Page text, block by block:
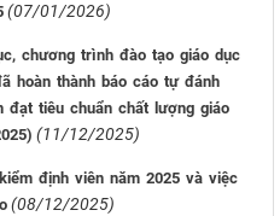
(07/01/2026)
chương trình đào tạo giáo dục
hoàn thành báo cáo tự đánh
đạt tiêu chuẩn chất lượng giáo
(11/12/2025)
định viên năm 2025 và việc
(08/12/2025)